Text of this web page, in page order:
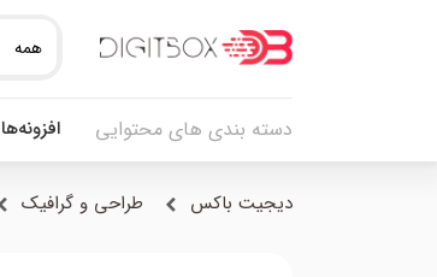
همه
دسته بندی های محتوایی افزونه‌ها
دیجیت باکس طراحی و گرافیک